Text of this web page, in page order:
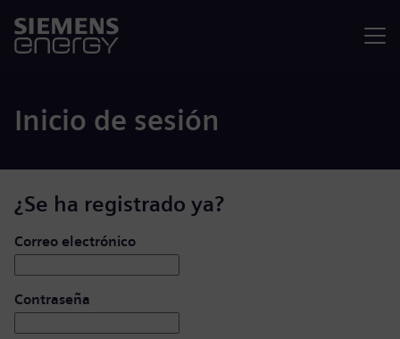
Inicio de sesión
¿Se ha registrado ya?
Iniciar de sesión: usuario y contraseña
Correo electrónico
Contraseña